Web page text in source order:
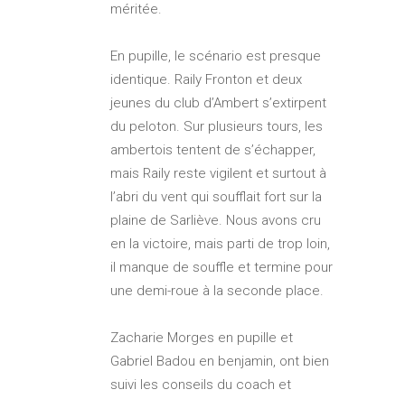
méritée.
En pupille, le scénario est presque
identique. Raily Fronton et deux
jeunes du club d’Ambert s’extirpent
du peloton. Sur plusieurs tours, les
ambertois tentent de s’échapper,
mais Raily reste vigilent et surtout à
l’abri du vent qui soufflait fort sur la
plaine de Sarliève. Nous avons cru
en la victoire, mais parti de trop loin,
il manque de souffle et termine pour
une demi-roue à la seconde place.
Zacharie Morges en pupille et
Gabriel Badou en benjamin, ont bien
suivi les conseils du coach et